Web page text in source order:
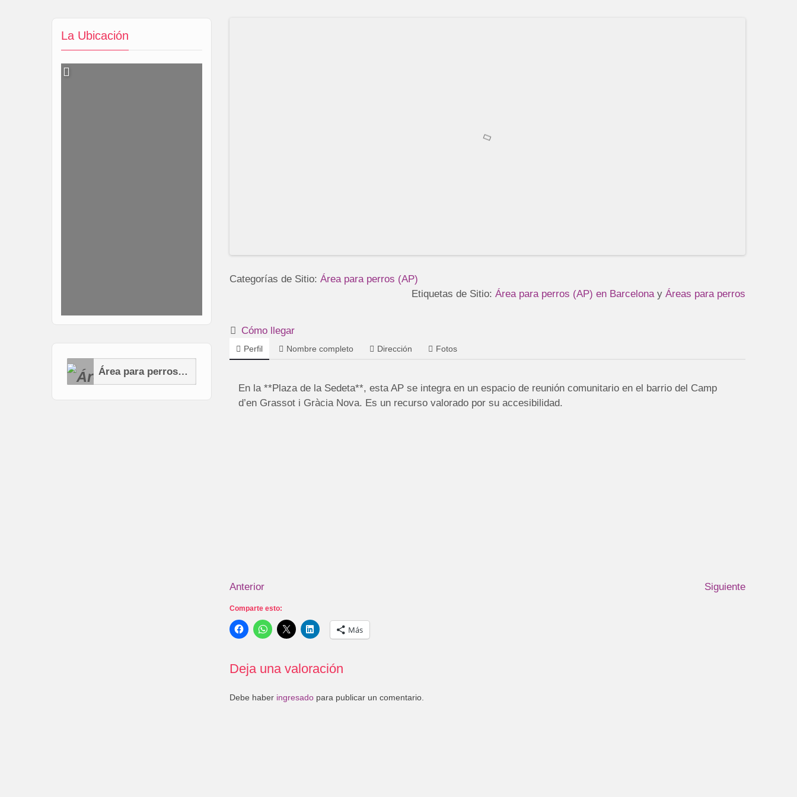
La Ubicación
Área para perros (AP)
Categorías de Sitio: Área para perros (AP)
Etiquetas de Sitio: Área para perros (AP) en Barcelonay Áreas para perros
Cómo llegar
Perfil Nombre completo Dirección Fotos
En la **Plaza de la Sedeta**, esta AP se integra en un espacio de reunión comunitario en el barrio del Camp
d’en Grassot i Gràcia Nova. Es un recurso valorado por su accesibilidad.
Anterior Siguiente
Comparte esto:
Más
Deja una valoración
Debe haber ingresado para publicar un comentario.